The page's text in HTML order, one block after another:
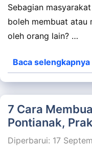
Sebagian
boleh membuat atau
oleh orang lain? …
Baca selengkapnya
7 Cara
Pontianak,
Diperbarui: 17